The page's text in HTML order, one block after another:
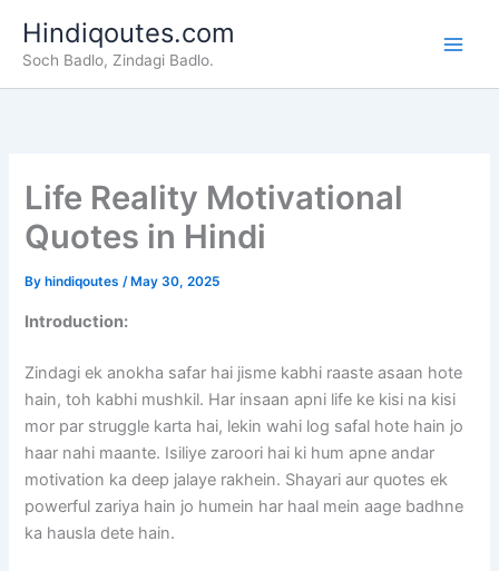
content
Hindiqoutes.com
Soch Badlo, Zindagi Badlo.
Life Reality Motivational
Quotes in Hindi
By hindiqoutes/ May 30, 2025
Introduction:
Zindagi ek anokha safar hai jisme kabhi raaste asaan hote
hain, toh kabhi mushkil. Har insaan apni life ke kisi na kisi
mor par struggle karta hai, lekin wahi log safal hote hain jo
haar nahi maante. Isiliye zaroori hai ki hum apne andar
motivation ka deep jalaye rakhein. Shayari aur quotes ek
powerful zariya hain jo humein har haal mein aage badhne
ka hausla dete hain.